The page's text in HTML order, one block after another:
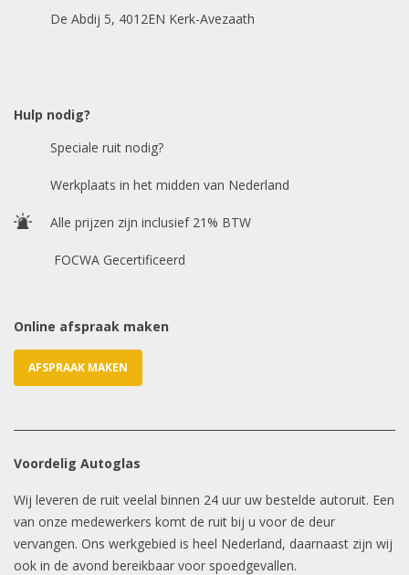
E-mailadres *
De Abdij 5, 4012EN Kerk-Avezaath
Hulp nodig?
Speciale ruit nodig?
Werkplaats in het midden van Nederland
Alle prijzen zijn inclusief 21% BTW
FOCWA Gecertificeerd
Online afspraak maken
AFSPRAAK MAKEN
Voordelig Autoglas
Wij leveren de ruit veelal binnen 24 uur uw bestelde autoruit. Een
van onze medewerkers komt de ruit bij u voor de deur
vervangen. Ons werkgebied is heel Nederland, daarnaast zijn wij
ook in de avond bereikbaar voor spoedgevallen.